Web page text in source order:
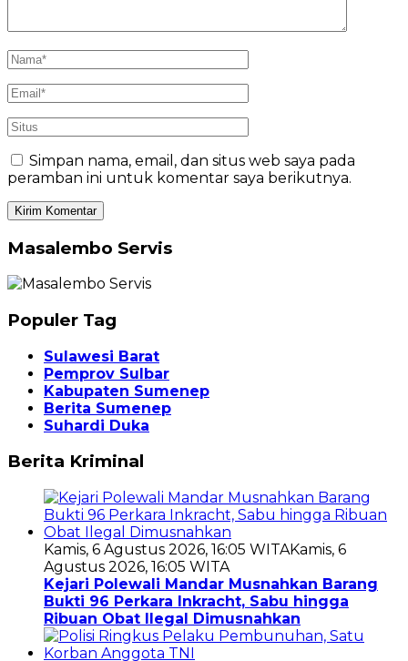
Simpan nama, email, dan situs web saya pada
peramban ini untuk komentar saya berikutnya.
Masalembo Servis
Populer Tag
Sulawesi Barat
Pemprov Sulbar
Kabupaten Sumenep
Berita Sumenep
Suhardi Duka
Berita Kriminal
Kamis, 6 Agustus 2026, 16:05 WITAKamis, 6
Agustus 2026, 16:05 WITA
Kejari Polewali Mandar Musnahkan Barang
Bukti 96 Perkara Inkracht, Sabu hingga
Ribuan Obat Ilegal Dimusnahkan